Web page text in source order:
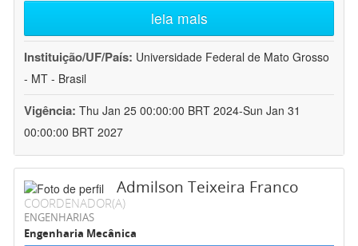
leia mais
Instituição/UF/País: Universidade Federal de Mato Grosso
- MT - Brasil
Vigência: Thu Jan 25 00:00:00 BRT 2024-Sun Jan 31
00:00:00 BRT 2027
Admilson Teixeira Franco
COORDENADOR(A)
ENGENHARIAS
Engenharia Mecânica